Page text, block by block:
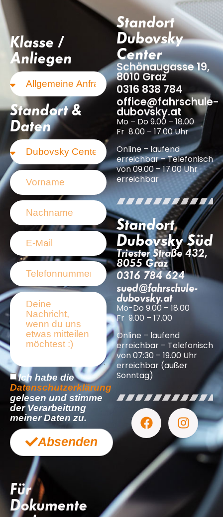
Standort
Dubovsky
Center
Schönaugasse 19,
8010 Graz
0316 838 784
office@fahrschule-
dubovsky.at
Mo – Do 9.00 – 18.00
Fr 8.00 – 17.00 Uhr
Online – laufend
erreichbar – Telefonisch
von 09.00 – 17.00 Uhr
erreichbar
Standort
Dubovsky Süd
Triester Straße 432,
8055 Graz
0316 784 624
sued@fahrschule-
dubovsky.at
Mo-Do 9.00 – 18.00
Fr 9.00 – 17.00
Online – laufend
erreichbar – Telefonisch
von 07:30 – 19.00 Uhr
erreichbar (außer
Sonntag)
Klasse /
Anliegen
Standort &
Daten
Ich habe die
Datenschutzerklärung
gelesen und stimme
der Verarbeitung
meiner Daten zu.
Absenden
Für
Dokumente